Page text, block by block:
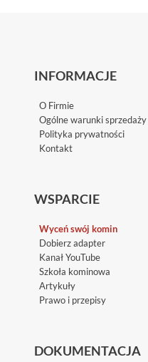
INFORMACJE
O Firmie
Ogólne warunki sprzedaży
Polityka prywatności
Kontakt
WSPARCIE
Wyceń swój komin
Dobierz adapter
Kanał YouTube
Szkoła kominowa
Artykuły
Prawo i przepisy
DOKUMENTACJA